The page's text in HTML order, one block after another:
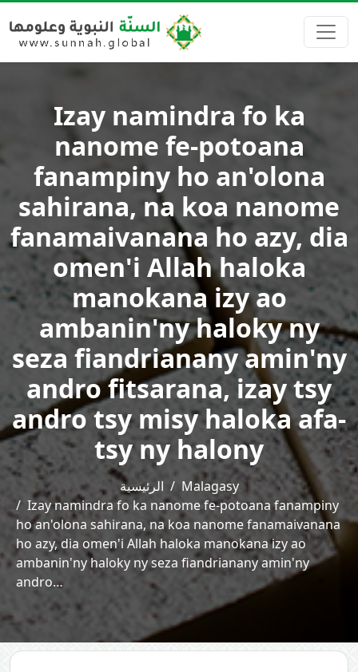
Izay namindra fo ka
nanome fe-potoana
fanampiny ho an'olona
sahirana, na koa nanome
fanamaivanana ho azy, dia
omen'i Allah haloka
manokana izy ao
ambanin'ny haloky ny
seza fiandrianany amin'ny
andro fitsarana, izay tsy
andro tsy misy haloka afa-
tsy ny halony
الرئيسية
Malagasy
Izay namindra fo ka nanome fe-potoana fanampiny
ho an'olona sahirana, na koa nanome fanamaivanana
ho azy, dia omen'i Allah haloka manokana izy ao
ambanin'ny haloky ny seza fiandrianany amin'ny
andro…